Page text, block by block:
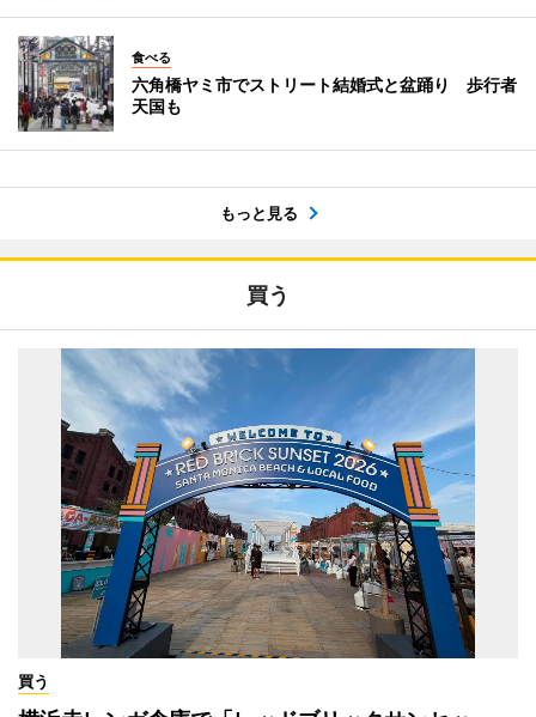
食べる
六角橋ヤミ市でストリート結婚式と盆踊り 歩行者
天国も
もっと見る
買う
買う